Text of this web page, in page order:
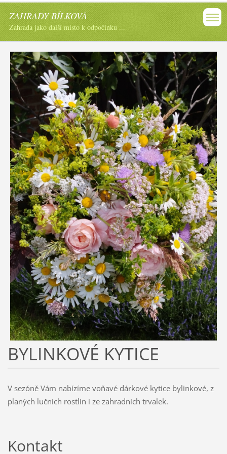
ZAHRADY BÍLKOVÁ
Zahrada jako další místo k odpočinku ...
BYLINKOVÉ KYTICE
V sezóně Vám nabízíme voňavé dárkové kytice bylinkové, z
planých lučních rostlin i ze zahradních trvalek.
Kontakt